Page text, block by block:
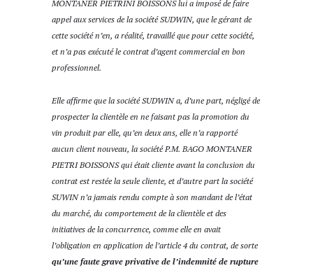
MONTANER PIETRINI BOISSONS lui a imposé de faire
appel aux services de la société SUDWIN, que le gérant de
cette société n’en, a réalité, travaillé que pour cette société,
et n’a pas exécuté le contrat d’agent commercial en bon
professionnel.
Elle affirme que la société SUDWIN a, d’une part, négligé de
prospecter la clientèle en ne faisant pas la promotion du
vin produit par elle, qu’en deux ans, elle n’a rapporté
aucun client nouveau, la société P.M. BAGO MONTANER
PIETRI BOISSONS qui était cliente avant la conclusion du
contrat est restée la seule cliente, et d’autre part la société
SUWIN n’a jamais rendu compte à son mandant de l’état
du marché, du comportement de la clientèle et des
initiatives de la concurrence, comme elle en avait
l’obligation en application de l’article 4 du contrat, de sorte
qu’une faute grave privative de l’indemnité de rupture